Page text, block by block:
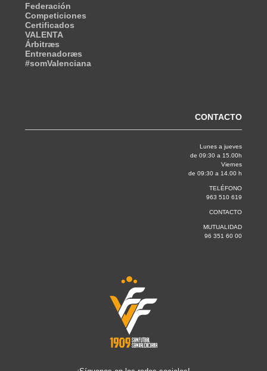
Federación
Competiciones
Certificados
VALENTA
Árbitræs
Entrenadoræs
#somValenciana
CONTACTO
Lunes a jueves
de 09:30 a 15.00h
Viernes
de 09:30 a 14.00 h
TELÉFONO
963 510 619
CONTACTO
MUTUALIDAD
96 351 60 00